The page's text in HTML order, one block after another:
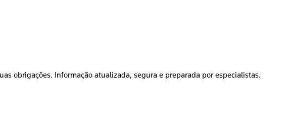
obrigações. Informação atualizada, segura e preparada por especialistas.